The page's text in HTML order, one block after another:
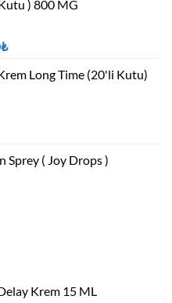
) 800 MG
₺Şu
fiyat:Long Time (20'li Kutu)
Sprey ( Joy Drops )
Krem 15 ML